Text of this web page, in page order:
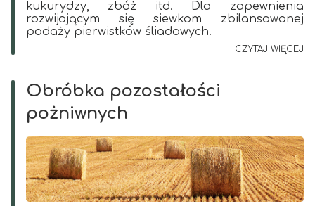
kukurydzy, zbóż itd. Dla zapewnienia
rozwijającym się siewkom zbilansowanej
podaży pierwistków śliadowych.
CZYTAJ WIĘCEJ
Obróbka pozostałości
pożniwnych